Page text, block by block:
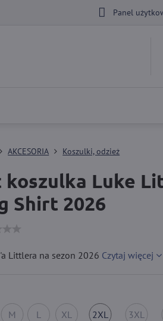
Panel
AKCESORIA Koszulki, odzież
koszulka Luke
Shirt 2026
Littlera na sezon 2026 Czytaj więcej
M
L
XL
2XL
3XL